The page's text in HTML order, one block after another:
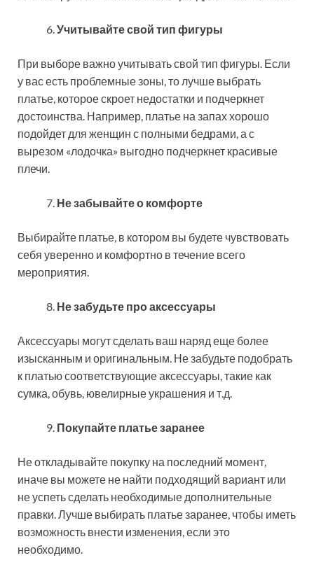
Учитывайте свой тип фигуры
При выборе важно учитывать свой тип фигуры. Если
у вас есть проблемные зоны, то лучше выбрать
платье, которое скроет недостатки и подчеркнет
достоинства. Например, платье на запах хорошо
подойдет для женщин с полными бедрами, а с
вырезом «лодочка» выгодно подчеркнет красивые
плечи.
Не забывайте о комфорте
Выбирайте платье, в котором вы будете чувствовать
себя уверенно и комфортно в течение всего
мероприятия.
Не забудьте про аксессуары
Аксессуары могут сделать ваш наряд еще более
изысканным и оригинальным. Не забудьте подобрать
к платью соответствующие аксессуары, такие как
сумка, обувь, ювелирные украшения и т.д.
Покупайте платье заранее
Не откладывайте покупку на последний момент,
иначе вы можете не найти подходящий вариант или
не успеть сделать необходимые дополнительные
правки. Лучше выбирать платье заранее, чтобы иметь
возможность внести изменения, если это
необходимо.